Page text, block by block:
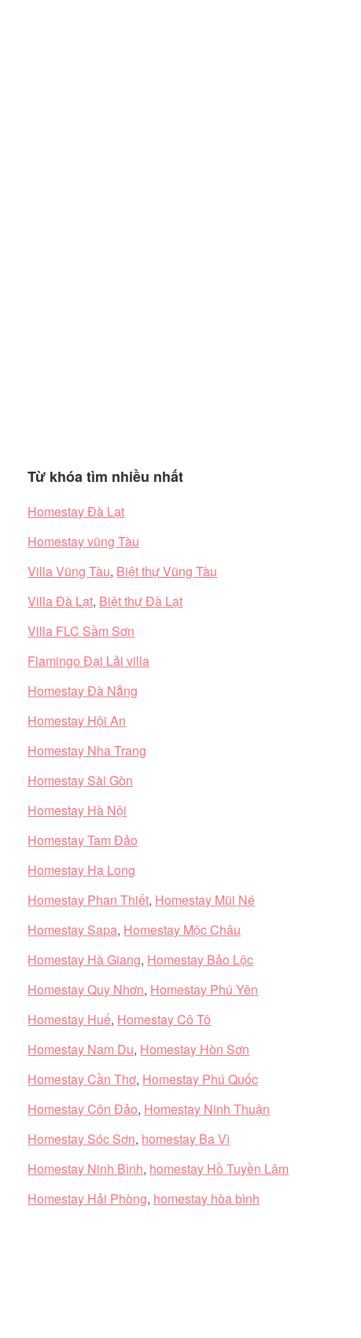
Từ khóa tìm nhiều nhất
Homestay Đà Lạt
Homestay vũng Tàu
Villa Vũng Tàu, Biệt thự Vũng Tàu
Villa Đà Lạt, Biệt thự Đà Lạt
Villa FLC Sầm Sơn
Flamingo Đại Lải villa
Homestay Đà Nẵng
Homestay Hội An
Homestay Nha Trang
Homestay Sài Gòn
Homestay Hà Nội
Homestay Tam Đảo
Homestay Hạ Long
Homestay Phan Thiết, Homestay Mũi Né
Homestay Sapa, Homestay Mộc Châu
Homestay Hà Giang, Homestay Bảo Lộc
Homestay Quy Nhơn, Homestay Phú Yên
Homestay Huế, Homestay Cô Tô
Homestay Nam Du, Homestay Hòn Sơn
Homestay Cần Thơ, Homestay Phú Quốc
Homestay Côn Đảo, Homestay Ninh Thuận
Homestay Sóc Sơn, homestay Ba Vì
Homestay Ninh Bình, homestay Hồ Tuyền Lâm
Homestay Hải Phòng, homestay hòa bình